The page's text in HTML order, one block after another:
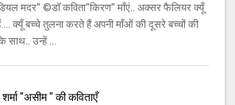
मदर" ©डॉ कविता"किरण" माँएं.. अक्सर फैलियर क्यूँ
क्यूँ बच्चे तुलना करते हैं अपनी माँओं की दूसरे बच्चों की
साथ.. उन्हें ...
शर्मा "असीम " की कविताएँ